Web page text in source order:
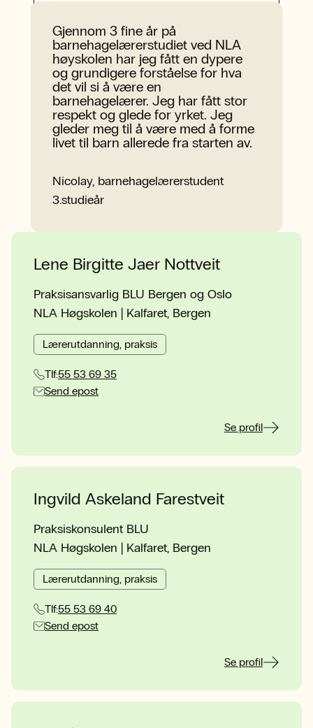
Gjennom 3 fine år på
barnehagelærerstudiet ved NLA
høyskolen har jeg fått en dypere
og grundigere forståelse for hva
det vil si å være en
barnehagelærer. Jeg har fått stor
respekt og glede for yrket. Jeg
gleder meg til å være med å forme
livet til barn allerede fra starten av.
Nicolay, barnehagelærerstudent
3.studieår
Lene Birgitte Jaer Nottveit
Praksisansvarlig BLU Bergen og Oslo
NLA Høgskolen | Kalfaret, Bergen
Lærerutdanning, praksis
Tlf:55 53 69 35
Send epost
Se profil
Ingvild Askeland Farestveit
Praksiskonsulent BLU
NLA Høgskolen | Kalfaret, Bergen
Lærerutdanning, praksis
Tlf:55 53 69 40
Send epost
Se profil